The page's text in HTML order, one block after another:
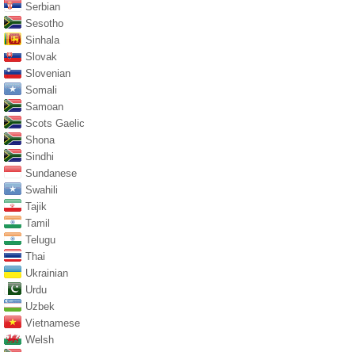
Serbian
Sesotho
Sinhala
Slovak
Slovenian
Somali
Samoan
Scots Gaelic
Shona
Sindhi
Sundanese
Swahili
Tajik
Tamil
Telugu
Thai
Ukrainian
Urdu
Uzbek
Vietnamese
Welsh